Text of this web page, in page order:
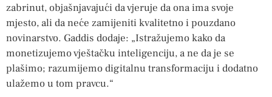
zabrinut, objašnjavajući da vjeruje da ona ima svoje
mjesto, ali da neće zamijeniti kvalitetno i pouzdano
novinarstvo. Gaddis dodaje: „Istražujemo kako da
monetizujemo vještačku inteligenciju, a ne da je se
plašimo; razumijemo digitalnu transformaciju i dodatno
ulažemo u tom pravcu.“